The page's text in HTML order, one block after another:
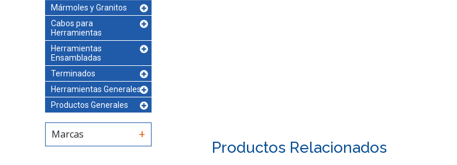
Mármoles y Granitos
Cabos para
Herramientas
Herramientas
Ensambladas
Terminados
Herramientas Generales
Productos Generales
Marcas
Productos Relacionados